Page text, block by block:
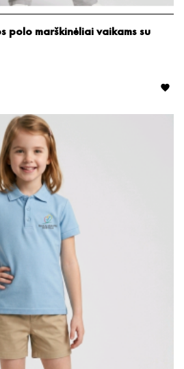
polo marškinėliai vaikams su
